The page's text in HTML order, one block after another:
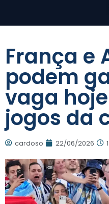
França e
podem
vaga
jogos da
cardoso 22/06/2026